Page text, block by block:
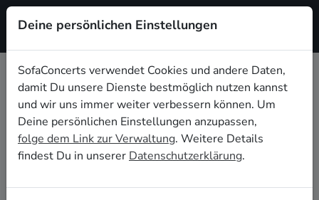
Registrieren
Funk Live-Musik für die
Geburtstagsfeier in Ingolstadt
Du möchtest Deine diesjährige Geburtstagsfeier in
Ingolstadt zu einem unvergesslichen Erlebnis
Hier findest Du Funk Musiker*innen und Bands für
Deine persönlichen Einstellungen
SofaConcerts verwendet Cookies und andere Daten,
damit Du unsere Dienste bestmöglich nutzen kannst
und wir uns immer weiter verbessern können. Um
Deine persönlichen Einstellungen anzupassen,
folge dem Link zur Verwaltung. Weitere Details
findest Du in unserer Datenschutzerklärung.